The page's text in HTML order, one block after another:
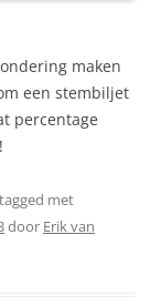
maken
een stembiljet
percentage
met
door Erik van